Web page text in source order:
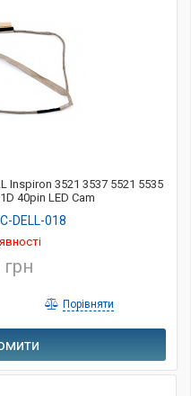
Inspiron 3521 3537 5521 5535
40pin LED Cam
DELL-018
грн
Порівняти